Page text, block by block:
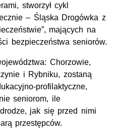
stworzył cykl
– Śląska Drogówka z
mających na
bezpieczeństwa seniorów.
Chorzowie,
i Rybniku, zostaną
profilaktyczne,
seniorom, ile
jak się przed nimi
przestępców.